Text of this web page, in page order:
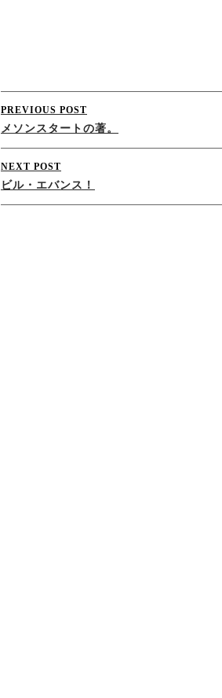
Post
navigation
PREVIOUS POST
メソンスタートの著。
NEXT POST
ビル・エバンス！